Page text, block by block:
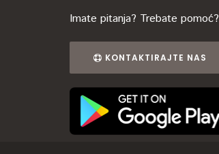
Imate pitanja? Trebate pomoć?
KONTAKTIRAJTE NAS